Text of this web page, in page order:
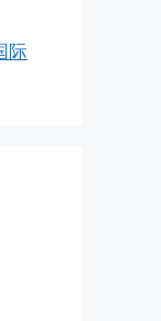
际